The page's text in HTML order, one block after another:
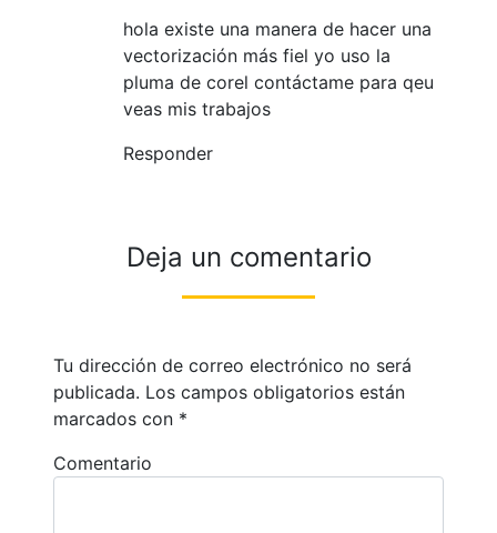
hola existe una manera de hacer una
vectorización más fiel yo uso la
pluma de corel contáctame para qeu
veas mis trabajos
Responder
Deja un comentario
Tu dirección de correo electrónico no será
publicada. Los campos obligatorios están
marcados con *
Comentario